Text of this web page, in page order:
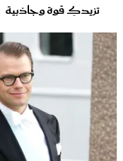
تزيدكِ قوة وجاذبية